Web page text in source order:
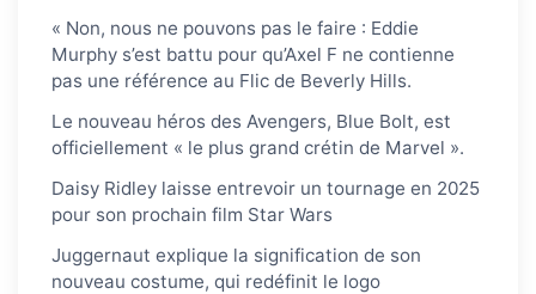
« Non, nous ne pouvons pas le faire : Eddie
Murphy s’est battu pour qu’Axel F ne contienne
pas une référence au Flic de Beverly Hills.
Le nouveau héros des Avengers, Blue Bolt, est
officiellement « le plus grand crétin de Marvel ».
Daisy Ridley laisse entrevoir un tournage en 2025
pour son prochain film Star Wars
Juggernaut explique la signification de son
nouveau costume, qui redéfinit le logo